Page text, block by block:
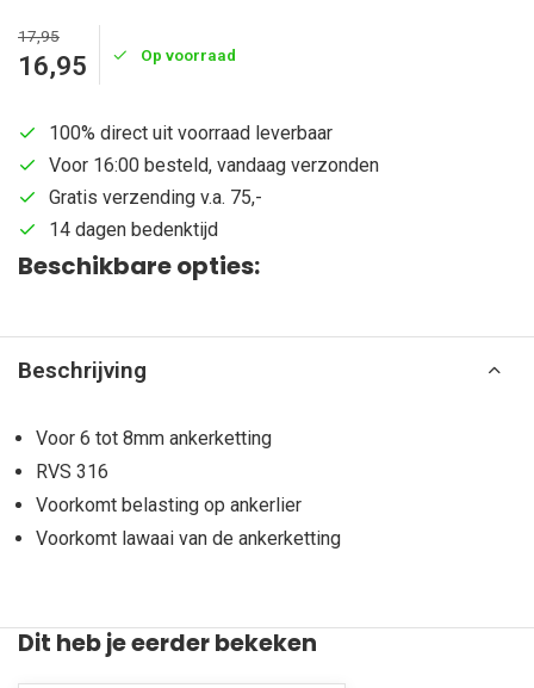
17,95
16,95 Op voorraad
100% direct uit voorraad leverbaar
Voor 16:00 besteld, vandaag verzonden
Gratis verzending v.a. 75,-
14 dagen bedenktijd
Beschikbare opties:
Beschrijving
Voor 6 tot 8mm ankerketting
RVS 316
Voorkomt belasting op ankerlier
Voorkomt lawaai van de ankerketting
Dit heb je eerder bekeken